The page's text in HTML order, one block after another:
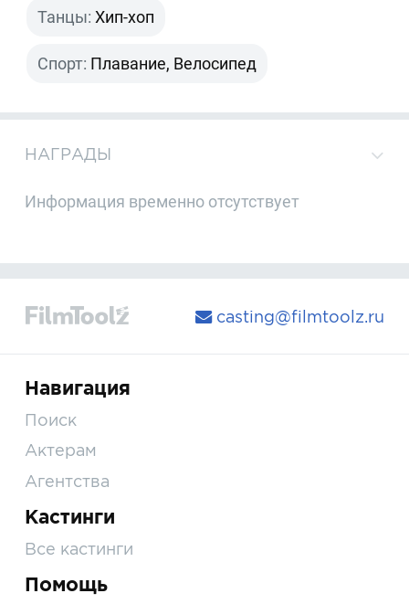
Танцы: Хип-хоп
Спорт: Плавание, Велосипед
НАГРАДЫ
Информация временно отсутствует
casting@filmtoolz.ru
Навигация
Поиск
Актерам
Агентства
Кастинги
Все кастинги
Помощь